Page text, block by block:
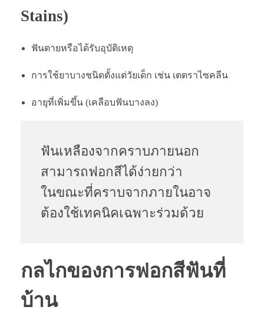
Stains)
ฟันตายหรือได้รับอุบัติเหตุ
การใช้ยาบางชนิดตั้งแต่วัยเด็ก เช่น เตตราไซคลีน
อายุที่เพิ่มขึ้น (เคลือบฟันบางลง)
ฟันเหลืองจากคราบภายนอก
สามารถฟอกสีได้ง่ายกว่า
ในขณะที่คราบจากภายในอาจ
ต้องใช้เทคนิคเฉพาะร่วมด้วย
กลไกของการฟอกสีฟันที่
บ้าน